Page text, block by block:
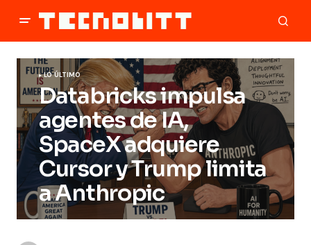
LO ÚLTIMO
Databricks impulsa
agentes de IA,
SpaceX adquiere
Cursor y Trump limita
a Anthropic